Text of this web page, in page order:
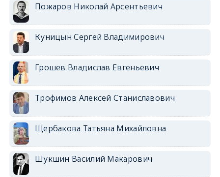
Пожаров Николай Арсентьевич
Куницын Сергей Владимирович
Грошев Владислав Евгеньевич
Трофимов Алексей Станиславович
Щербакова Татьяна Михайловна
Шукшин Василий Макарович